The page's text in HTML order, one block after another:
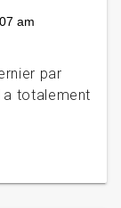
am
par
a totalement